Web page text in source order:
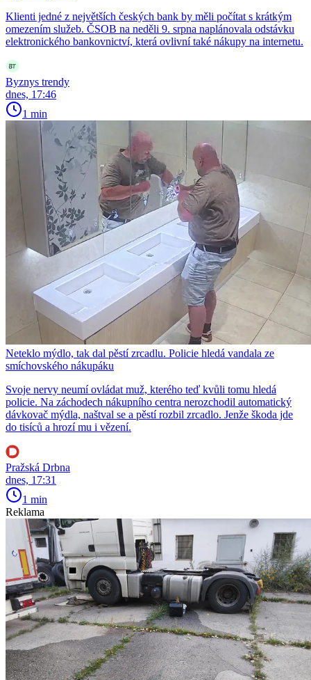
Klienti jedné z největších českých bank by měli počítat s krátkým
omezením služeb. ČSOB na neděli 9. srpna naplánovala odstávku
elektronického bankovnictví, která ovlivní také nákupy na internetu.
Byznys trendy
dnes, 17:46
1 min
Neteklo mýdlo, tak dal pěstí zrcadlu. Policie hledá vandala ze
smíchovského nákupáku
Svoje nervy neumí ovládat muž, kterého teď kvůli tomu hledá
policie. Na záchodech nákupního centra nerozchodil automatický
dávkovač mýdla, naštval se a pěstí rozbil zrcadlo. Jenže škoda jde
do tisíců a hrozí mu i vězení.
Pražská Drbna
dnes, 17:31
1 min
Reklama